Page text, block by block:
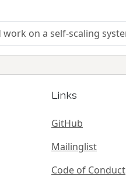
on a self-scaling
Links
GitHub
Mailinglist
Code of Conduct